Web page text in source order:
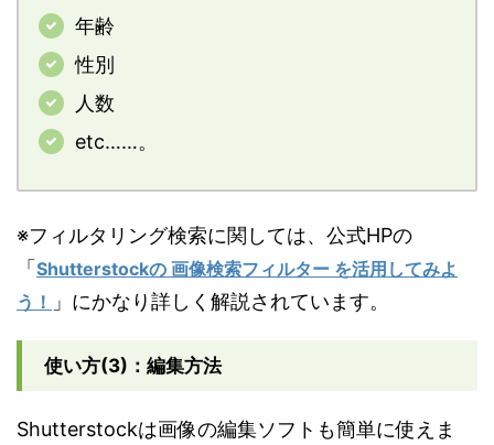
年齢
性別
人数
etc……。
※フィルタリング検索に関しては、公式HPの
「Shutterstockの 画像検索フィルター を活用してみよ
う！ 」にかなり詳しく解説されています。
使い方(3)：編集方法
Shutterstockは画像の編集ソフトも簡単に使えま